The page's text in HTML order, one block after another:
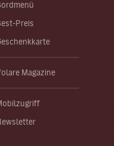
Preis
Magazine